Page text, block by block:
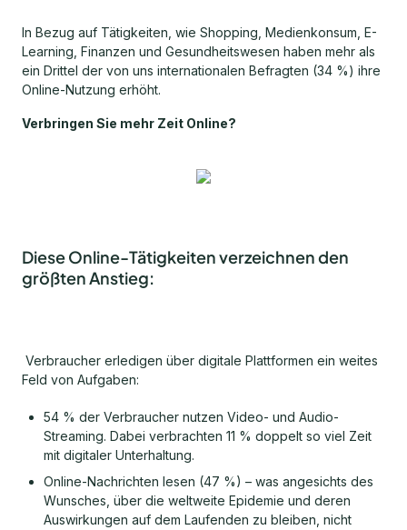
In Bezug auf Tätigkeiten, wie Shopping, Medienkonsum, E-
Learning, Finanzen und Gesundheitswesen haben mehr als
ein Drittel der von uns internationalen Befragten (34 %) ihre
Online-Nutzung erhöht.
Verbringen Sie mehr Zeit Online?
Diese Online-Tätigkeiten verzeichnen den
größten Anstieg:
Verbraucher erledigen über digitale Plattformen ein weites
Feld von Aufgaben:
54 % der Verbraucher nutzen Video- und Audio-
Streaming. Dabei verbrachten 11 % doppelt so viel Zeit
mit digitaler Unterhaltung.
Online-Nachrichten lesen (47 %) – was angesichts des
Wunsches, über die weltweite Epidemie und deren
Auswirkungen auf dem Laufenden zu bleiben, nicht